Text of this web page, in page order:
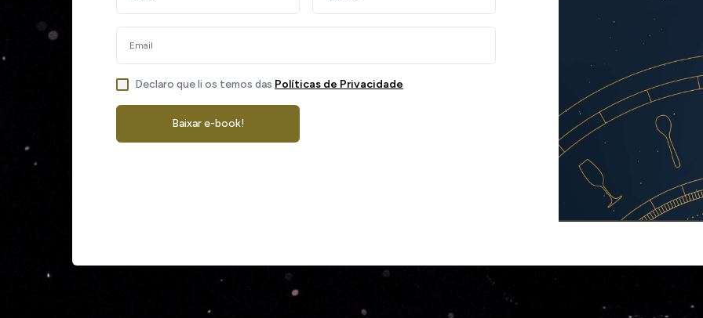
Declaro que li os temos das Políticas de Privacidade
Baixar e-book!